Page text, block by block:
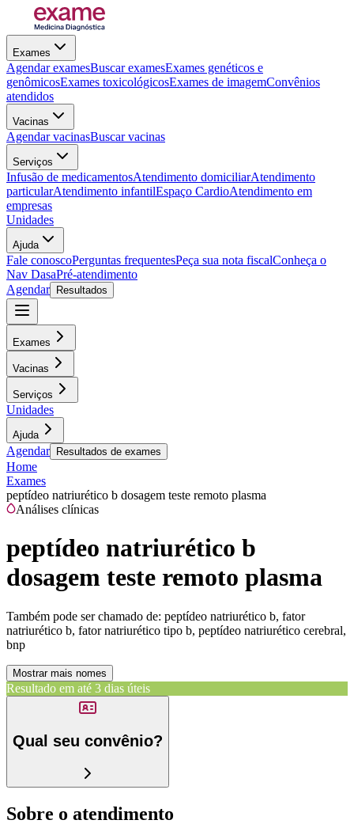
Exames
Agendar examesBuscar examesExames genéticos e
genômicosExames toxicológicosExames de imagemConvênios
atendidos
Vacinas
Agendar vacinasBuscar vacinas
Serviços
Infusão de medicamentosAtendimento domiciliarAtendimento
particularAtendimento infantilEspaço CardioAtendimento em
empresas
Unidades
Ajuda
Fale conoscoPerguntas frequentesPeça sua nota fiscalConheça o
Nav DasaPré-atendimento
Agendar
Resultados
Exames
Vacinas
Serviços
Unidades
Ajuda
Agendar Resultados de exames
Home
Exames
peptídeo natriurético b dosagem teste remoto plasma
Análises clínicas
peptídeo natriurético b
dosagem teste remoto plasma
Também pode ser chamado de: peptídeo natriurético b, fator
natriurético b, fator natriurético tipo b, peptídeo natriurético cerebral,
bnp
Mostrar mais nomes
Resultado em até 3 dias úteis
Qual seu convênio?
Sobre o atendimento